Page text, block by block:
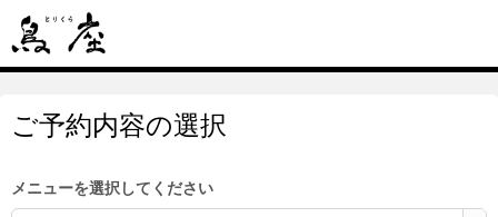
ご予約内容の選択
メニューを選択してください